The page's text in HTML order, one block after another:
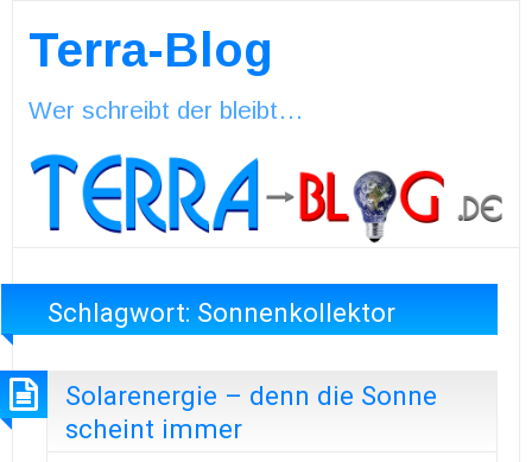
Terra-Blog
Wer schreibt der bleibt…
Schlagwort: Sonnenkollektor
Solarenergie – denn die Sonne
scheint immer